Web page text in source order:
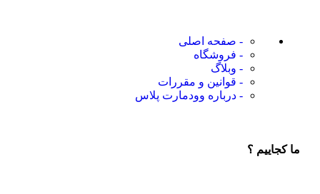
- صفحه اصلی
- فروشگاه
- وبلاگ
- قوانین و مقررات
- درباره وودمارت پلاس
ما کجاییم ؟